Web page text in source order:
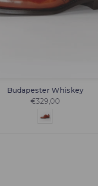
Budapester Whiskey
€329,00